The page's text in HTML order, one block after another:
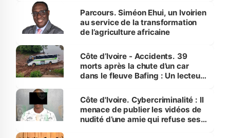
Parcours. Siméon Ehui, un Ivoirien
au service de la transformation
de l’agriculture africaine
Côte d’Ivoire - Accidents. 39
morts après la chute d’un car
dans le fleuve Bafing : Un lecteur
des Transports
Côte d'Ivoire. Cybercriminalité : Il
menace de publier les vidéos de
nudité d’une amie qui refuse ses